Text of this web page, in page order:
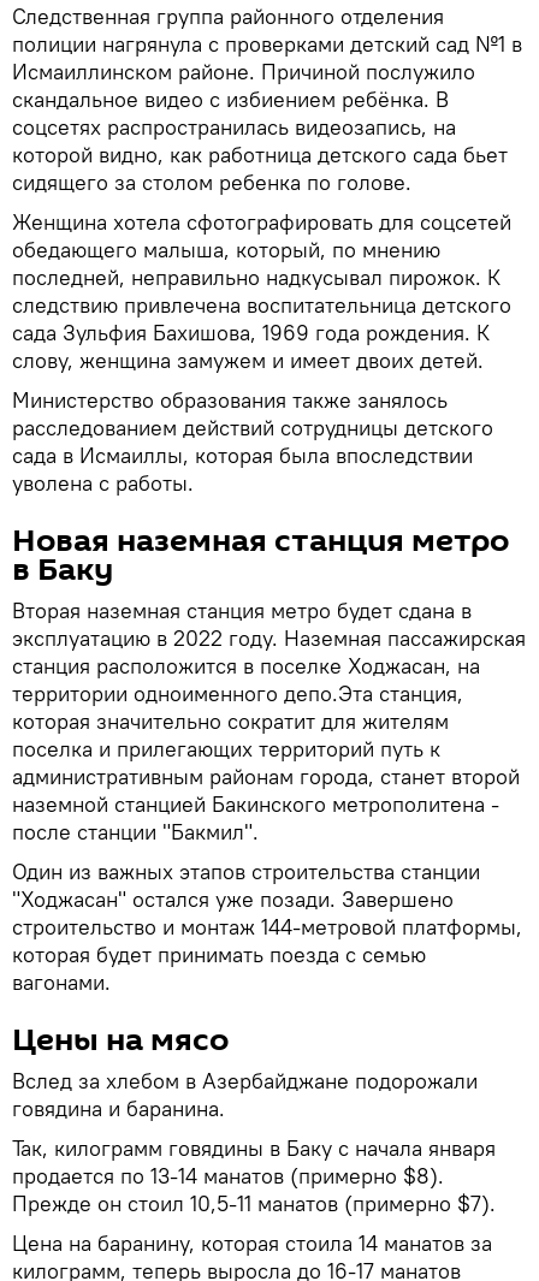
Следственная группа районного отделения
полиции нагрянула с проверками детский сад №1 в
Исмаиллинском районе. Причиной послужило
скандальное видео с избиением ребёнка. В
соцсетях распространилась видеозапись, на
которой видно, как работница детского сада бьет
сидящего за столом ребенка по голове.
Женщина хотела сфотографировать для соцсетей
обедающего малыша, который, по мнению
последней, неправильно надкусывал пирожок. К
следствию привлечена воспитательница детского
сада Зульфия Бахишова, 1969 года рождения. К
слову, женщина замужем и имеет двоих детей.
Министерство образования также занялось
расследованием действий сотрудницы детского
сада в Исмаиллы, которая была впоследствии
уволена с работы.
Новая наземная станция метро
в Баку
Вторая наземная станция метро будет сдана в
эксплуатацию в 2022 году. Наземная пассажирская
станция расположится в поселке Ходжасан, на
территории одноименного депо.Эта станция,
которая значительно сократит для жителям
поселка и прилегающих территорий путь к
административным районам города, станет второй
наземной станцией Бакинского метрополитена -
после станции "Бакмил".
Один из важных этапов строительства станции
"Ходжасан" остался уже позади. Завершено
строительство и монтаж 144-метровой платформы,
которая будет принимать поезда с семью
вагонами.
Цены на мясо
Вслед за хлебом в Азербайджане подорожали
говядина и баранина.
Так, килограмм говядины в Баку с начала января
продается по 13-14 манатов (примерно $8).
Прежде он стоил 10,5-11 манатов (примерно $7).
Цена на баранину, которая стоила 14 манатов за
килограмм, теперь выросла до 16-17 манатов